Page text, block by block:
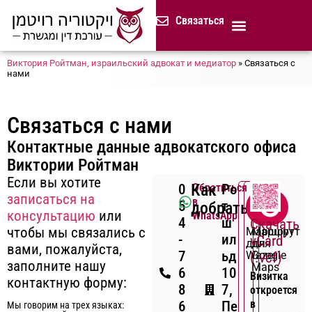
Связаться
Виктория Ройтман, израильский адвокат и медиатор » Связаться с
нами
Связаться с нами
Контактные данные адвокатского офиса
Виктории Ройтман
Если вы хотите
записаться на
консультацию или
чтобы мы связались с
вами, пожалуйста,
заполните нашу
контактную форму:
Мы говорим на трех языках:
0
5
4
-
7
6
8
6
Обратиться
в
WhatsApp
Как
добраться
Ро
т
ш
ил
ьд
10
7,
Пе
Маршрут
для
Waze
Маршрут
для
Google
Maps
Скачать
vCard
(.vcf)
Визитка
откроется
в